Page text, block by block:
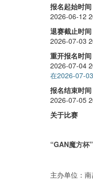
五阶
单手
金字塔
斜转
报名起始时间
2026-06-12
退赛截止时间
2026-07-03
重开报名时间
2026-07-04
在2026-07-
报名结束时间
2026-07-05
关于比赛
“GAN魔方杯
主办单位： 南